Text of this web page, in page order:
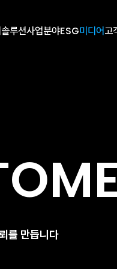
솔루션사업분야ESG미디어고
를 만듭니다